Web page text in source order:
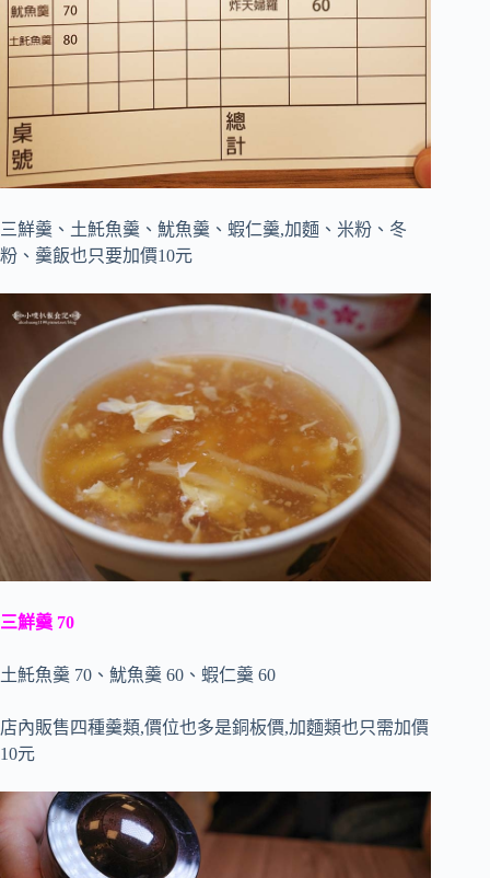
三鮮羹、土魠魚羹、魷魚羹、蝦仁羹,加麵、米粉、冬
粉、羹飯也只要加價10元
三鮮羹 70
土魠魚羹 70、魷魚羹 60、蝦仁羹 60
店內販售四種羹類,價位也多是銅板價,加麵類也只需加價
10元